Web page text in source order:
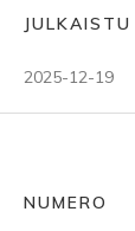
JULKAISTU
2025-12-19
NUMERO